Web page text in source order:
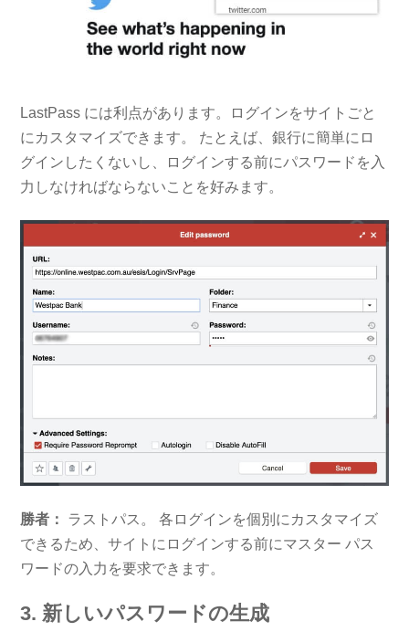
LastPass には利点があります。ログインをサイトごと
にカスタマイズできます。 たとえば、銀行に簡単にロ
グインしたくないし、ログインする前にパスワードを入
力しなければならないことを好みます。
勝者：
ラストパス。 各ログインを個別にカスタマイズ
できるため、サイトにログインする前にマスター パス
ワードの入力を要求できます。
3. 新しいパスワードの生成